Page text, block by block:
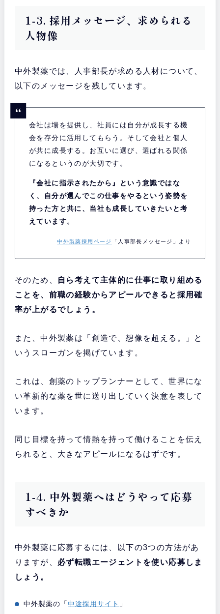
1-3. 採用メッセージ、求められる
人物像
中外製薬では、人事部長が求める人材について、
以下のメッセージを残しています。
会社は場を提供し、社員には自分が成長する機
会を存分に活用してもらう。そして会社と個人
が共に成長する。お互いに選び、選ばれる関係
になるというのが大切です。
『会社に指示されたから』という意識ではな
く、自分が選んでこの仕事をやるという姿勢を
持った方と共に、当社も成長していきたいと考
えています。
中外製薬採用ページ 「人事部長メッセージ」より
そのため、
自ら考えて主体的に仕事に取り組める
ことを、前職の経験からアピールできると採用確
率が上がるでしょう。
また、中外製薬は「創造で、想像を超える。」と
いうスローガンを掲げています。
これは、創薬のトップランナーとして、世界にな
い革新的な薬を世に送り出していく決意を表して
います。
同じ目標を持って情熱を持って働けることを伝え
られると、大きなアピールになるはずです。
1-4. 中外製薬へはどうやって応募
すべきか
中外製薬に応募するには、以下の3つの方法があ
りますが、 必ず転職エージェントを使い応募しま
しょう。
中外製薬の「中途採用サイト 」